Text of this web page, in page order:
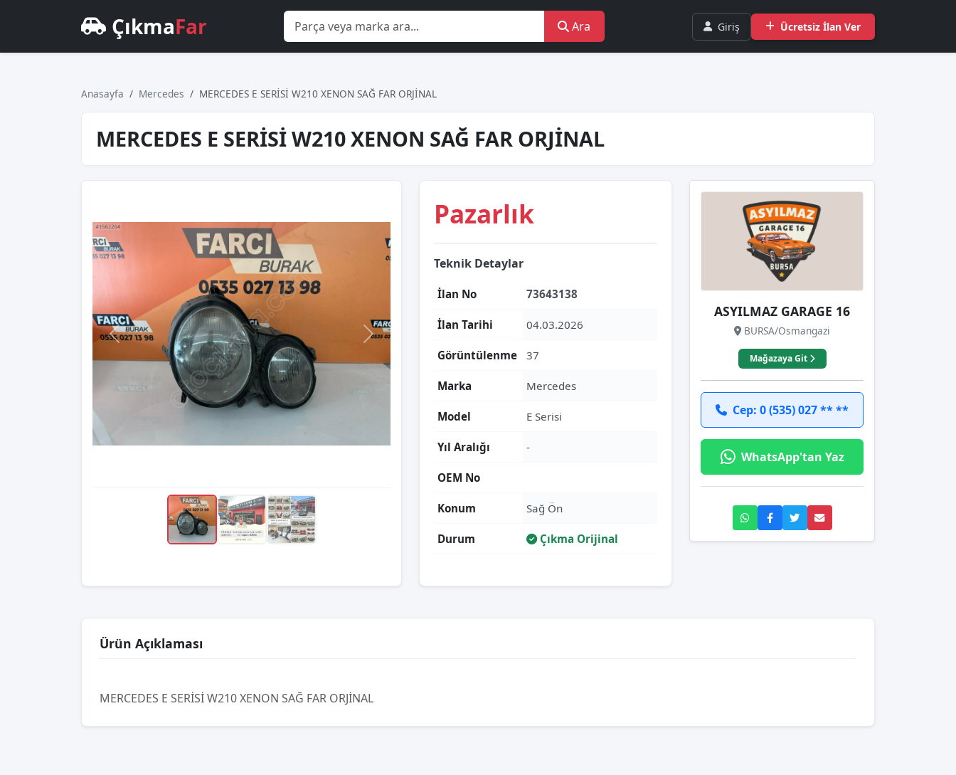
ÇıkmaFar Ara Giriş Ücretsiz İlan Ver
Anasayfa Mercedes MERCEDES E SERİSİ W210 XENON SAĞ FAR ORJİNAL
MERCEDES E SERİSİ W210 XENON SAĞ FAR ORJİNAL
Pazarlık
Teknik Detaylar
İlan No 73643138
İlan Tarihi 04.03.2026
Görüntülenme 37
Marka Mercedes
Model E Serisi
Yıl Aralığı -
OEM No
Konum Sağ Ön
Durum Çıkma Orijinal
ASYILMAZ GARAGE 16
BURSA/Osmangazi
Mağazaya Git
Cep: 0 (535) 027 ** **
WhatsApp'tan Yaz
Ürün Açıklaması
MERCEDES E SERİSİ W210 XENON SAĞ FAR ORJİNAL